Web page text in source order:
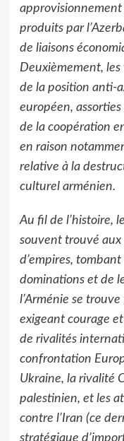
approvisionnement
produits par
de liaisons
Deuxièmement, les
de la position anti-
européen, assorties
de la coopération
en raison
relative à la
culturel arménien.
Au fil de l’histoire,
souvent trouvé aux
d’empires,
dominations et de
l’Arménie se
exigeant courage
de rivalités
confrontation
Ukraine, la rivalité
palestinien, et les
contre l’Iran (ce
stratégique